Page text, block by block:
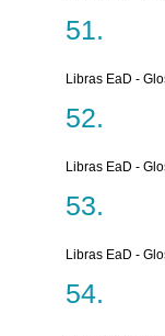
Libras EaD -
Libras EaD -
Libras EaD -